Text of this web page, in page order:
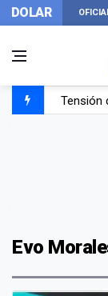
DOLAR
Tensión
Evo